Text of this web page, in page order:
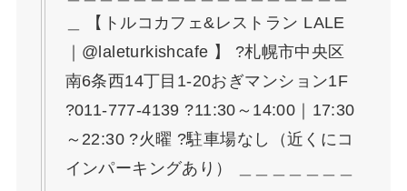
＿ 【トルコカフェ&レストラン LALE
｜@laleturkishcafe 】 ?札幌市中央区
南6条西14丁目1-20おぎマンション1F
?011-777-4139 ?11:30～14:00｜17:30
～22:30 ?火曜 ?駐車場なし（近くにコ
インパーキングあり） ＿＿＿＿＿＿＿